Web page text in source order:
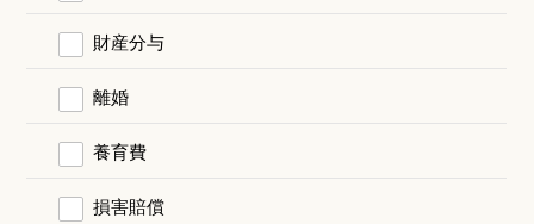
財産分与
離婚
養育費
損害賠償